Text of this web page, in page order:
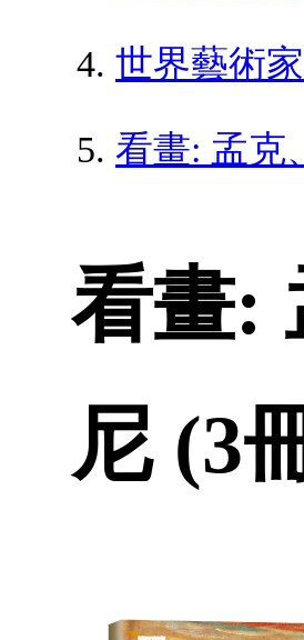
世界藝術
看畫: 孟克
看畫:
尼 (3